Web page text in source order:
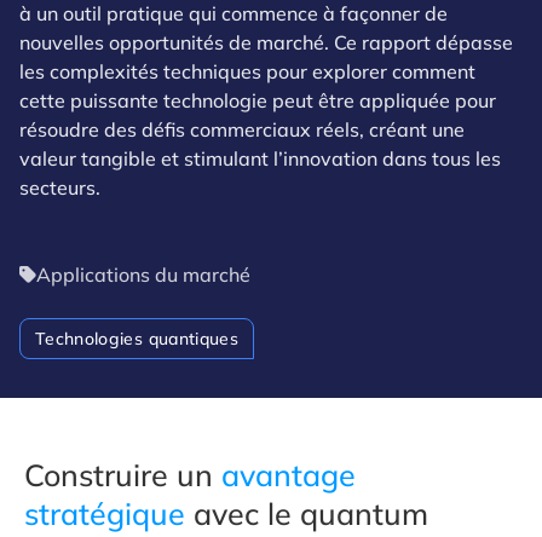
à un outil pratique qui commence à façonner de
nouvelles opportunités de marché. Ce rapport dépasse
les complexités techniques pour explorer comment
cette puissante technologie peut être appliquée pour
résoudre des défis commerciaux réels, créant une
valeur tangible et stimulant l’innovation dans tous les
secteurs.
Applications du marché
Technologies quantiques
Construire un avantage
stratégique avec le quantum